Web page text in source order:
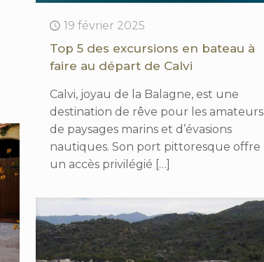
19 février 2025
Top 5 des excursions en bateau à
faire au départ de Calvi
Calvi, joyau de la Balagne, est une
destination de rêve pour les amateurs
de paysages marins et d’évasions
nautiques. Son port pittoresque offre
un accès privilégié […]